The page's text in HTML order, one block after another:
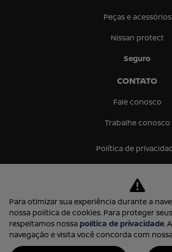
Peças e acessórios
Nissan protect
Seguro
CONTATO
Fale conosco
Trabalhe conosco
Política de
Prima Via Comercio de
13.253.884/0001-
Para otimizar sua experiência durante a
nossa política de cookies. Para proteger
respeitamos nossapolítica de privacidade.
navegação e visita você concorda com